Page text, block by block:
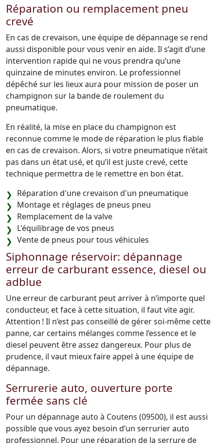
Réparation ou remplacement pneu
crevé
En cas de crevaison, une équipe de dépannage se rend
aussi disponible pour vous venir en aide. Il s’agit d’une
intervention rapide qui ne vous prendra qu’une
quinzaine de minutes environ. Le professionnel
dépêché sur les lieux aura pour mission de poser un
champignon sur la bande de roulement du
pneumatique.
En réalité, la mise en place du champignon est
reconnue comme le mode de réparation le plus fiable
en cas de crevaison. Alors, si votre pneumatique n’était
pas dans un état usé, et qu’il est juste crevé, cette
technique permettra de le remettre en bon état.
Réparation d'une crevaison d'un pneumatique
Montage et réglages de pneus pneu
Remplacement de la valve
L'équilibrage de vos pneus
Vente de pneus pour tous véhicules
Siphonnage réservoir: dépannage
erreur de carburant essence, diesel ou
adblue
Une erreur de carburant peut arriver à n’importe quel
conducteur, et face à cette situation, il faut vite agir.
Attention ! Il n’est pas conseillé de gérer soi-même cette
panne, car certains mélanges comme l’essence et le
diesel peuvent être assez dangereux. Pour plus de
prudence, il vaut mieux faire appel à une équipe de
dépannage.
Serrurerie auto, ouverture porte
fermée sans clé
Pour un dépannage auto à Coutens (09500), il est aussi
possible que vous ayez besoin d’un serrurier auto
professionnel. Pour une réparation de la serrure de